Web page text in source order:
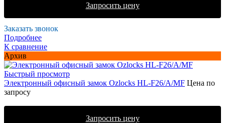
Запросить цену
Заказать звонок
Подробнее
К сравнение
Архив
Быстрый просмотр
Электронный офисный замок Ozlocks HL-F26/A/MF Цена по
запросу
Запросить цену